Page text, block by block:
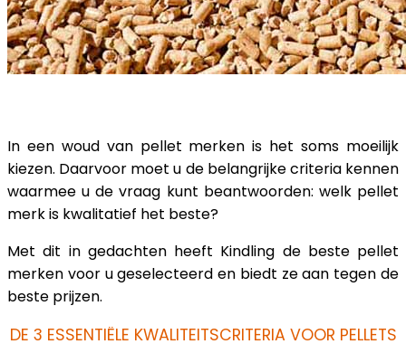
In een woud van pellet merken is het soms moeilijk
kiezen. Daarvoor moet u de belangrijke criteria kennen
waarmee u de vraag kunt beantwoorden: welk pellet
merk is kwalitatief het beste?
Met dit in gedachten heeft Kindling de beste pellet
merken voor u geselecteerd en biedt ze aan tegen de
beste prijzen.
DE 3 ESSENTIËLE KWALITEITSCRITERIA VOOR PELLETS